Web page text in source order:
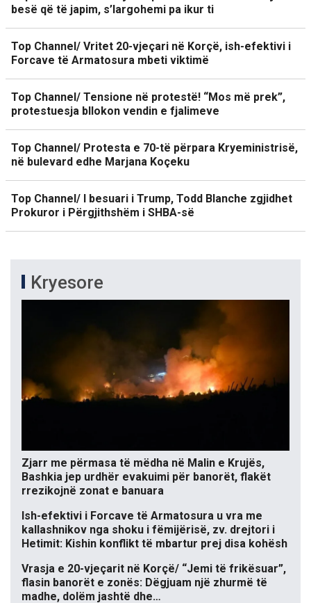
besë që të japim, s’largohemi pa ikur ti
Top Channel/ Vritet 20-vjeçari në Korçë, ish-efektivi i
Forcave të Armatosura mbeti viktimë
Top Channel/ Tensione në protestë! “Mos më prek”,
protestuesja bllokon vendin e fjalimeve
Top Channel/ Protesta e 70-të përpara Kryeministrisë,
në bulevard edhe Marjana Koçeku
Top Channel/ I besuari i Trump, Todd Blanche zgjidhet
Prokuror i Përgjithshëm i SHBA-së
Kryesore
Zjarr me përmasa të mëdha në Malin e Krujës,
Bashkia jep urdhër evakuimi për banorët, flakët
rrezikojnë zonat e banuara
Ish-efektivi i Forcave të Armatosura u vra me
kallashnikov nga shoku i fëmijërisë, zv. drejtori i
Hetimit: Kishin konflikt të mbartur prej disa kohësh
Vrasja e 20-vjeçarit në Korçë/ “Jemi të frikësuar”,
flasin banorët e zonës: Dëgjuam një zhurmë të
madhe, dolëm jashtë dhe…